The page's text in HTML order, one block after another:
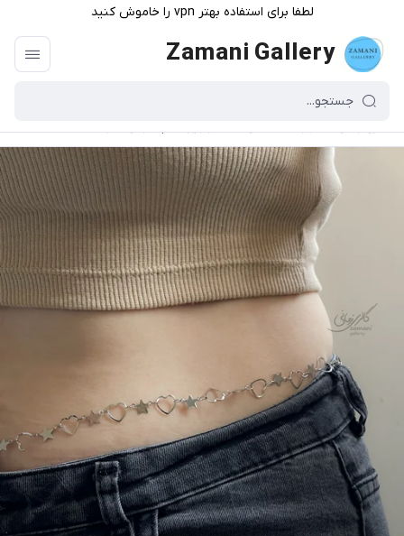
لطفا برای استفاده بهتر vpn را خاموش کنید
Zamani Gallery